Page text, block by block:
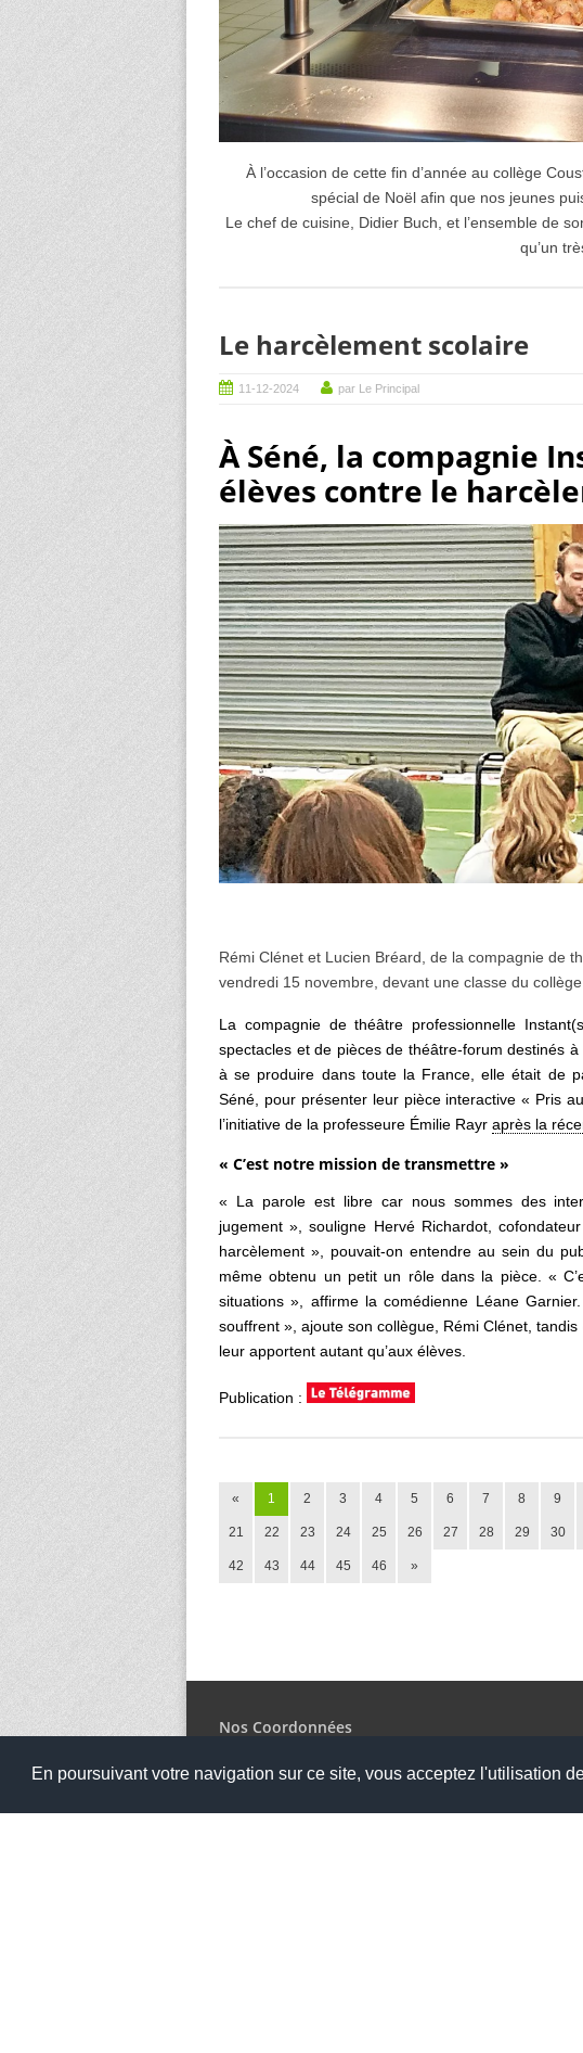
En poursuivant votre navigation sur ce site, vous acceptez l'utilisation
À l’occasion de cette fin d’année au collège
spécial de Noël afin que nos jeunes
Le chef de cuisine, Didier Buch, et l’ensemble de
qu’un
Le harcèlement scolaire
11-12-2024 par Le Principal
À Séné, la compagnie
élèves contre le
Rémi Clénet et Lucien Bréard, de la compagnie de
vendredi 15 novembre, devant une classe du
La compagnie de théâtre professionnelle
spectacles et de pièces de théâtre-forum destinés
à se produire dans toute la France, elle était de
Séné, pour présenter leur pièce interactive « Pris
l’initiative de la professeure Émilie Rayr après la
« C’est notre mission de transmettre »
« La parole est libre car nous sommes des
jugement », souligne Hervé Richardot,
harcèlement », pouvait-on entendre au sein du
même obtenu un petit un rôle dans la pièce. «
situations », affirme la comédienne Léane
souffrent », ajoute son collègue, Rémi Clénet,
leur apportent autant qu’aux élèves.
Publication :
« 1 2 3 4 5 6 7 8 9
21 22 23 24 25 26 27 28 29 30
42 43 44 45 46 »
Nos Coordonnées
Collège Cousteau